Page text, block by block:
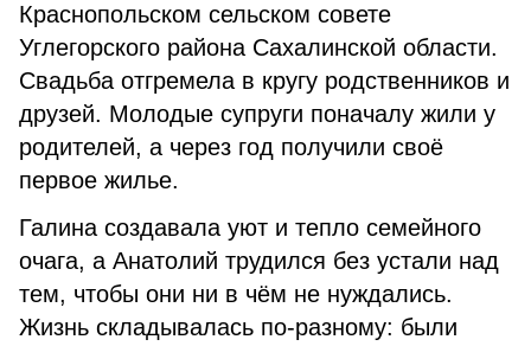
Краснопольском сельском совете
Углегорского района Сахалинской области.
Свадьба отгремела в кругу родственников и
друзей. Молодые супруги поначалу жили у
родителей, а через год получили своё
первое жилье.
Галина создавала уют и тепло семейного
очага, а Анатолий трудился без устали над
тем, чтобы они ни в чём не нуждались.
Жизнь складывалась по-разному: были